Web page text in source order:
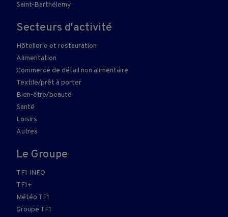
Saint-Barthélemy
Secteurs d'activité
Hôtellerie et restauration
Alimentation
Commerce de détail non alimentaire
Textile/prêt à porter
Bien-être/beauté
Santé
Loisirs
Autres
Le Groupe
TF1 INFO
TF1+
Météo TF1
Groupe TF1